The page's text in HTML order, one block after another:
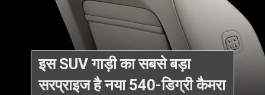
इस SUV गाड़ी का सबसे बड़ा
सरप्राइज है नया 540-डिग्री कैमरा